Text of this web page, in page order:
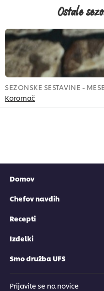
Ostale
SEZONSKE SESTAVINE -
Koromač
Domov
Chefov navdih
Recepti
Izdelki
Smo družba UFS
Prijavite se na novice